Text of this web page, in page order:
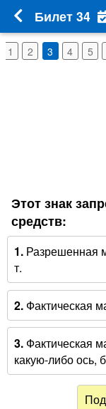
1 2 3 4 5
Этот знак
средств:
1.Разрешенная
т.
2.Фактическая
3.Фактическая
какую-либо ось,
Билет 34